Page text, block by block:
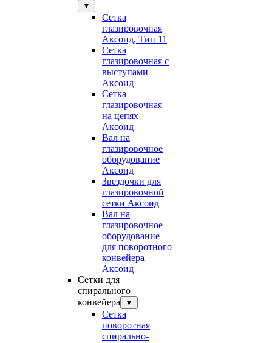
▼
Сетка
глазировочная
Аксоид, Тип 11
Сетка
глазировочная с
выступами
Аксоид
Сетка
глазировочная
на цепях
Аксоид
Вал на
глазировочное
оборудование
Аксоид
Звездочки для
глазировочной
сетки Аксоид
Вал на
глазировочное
оборудование
для поворотного
конвейера
Аксоид
Сетки для
спирального
конвейера
▼
Сетка
поворотная
спирально-